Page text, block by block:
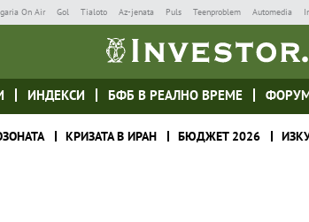
On Air Gol Tialoto Az-jenata Puls Teenproblem Automedia
ИНДЕКСИ БФБ В РЕАЛНО ВРЕМЕ
КРИЗАТА В ИРАН БЮДЖЕТ 2026